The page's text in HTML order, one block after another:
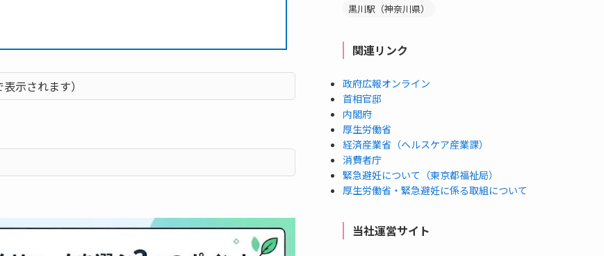
示されます）
黒川駅（神奈川県）
関連リンク
政府広報オンライン
首相官邸
内閣府
厚生労働省
経済産業省（ヘルスケア産業課）
消費者庁
緊急避妊について（東京都福祉局）
厚生労働省・緊急避妊に係る取組について
当社運営サイト